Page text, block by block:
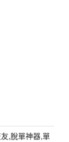
,脫單神器,單